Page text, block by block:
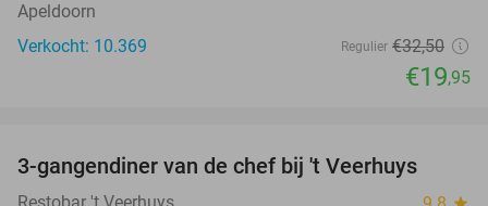
Apeldoorn
Verkocht: 10.369
Regulier €32,50
€19,95
3-gangendiner van de chef bij 't Veerhuys